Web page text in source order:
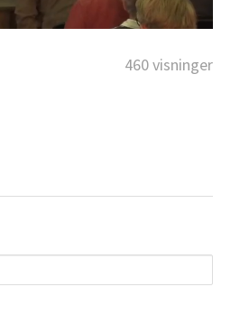
460 visninger